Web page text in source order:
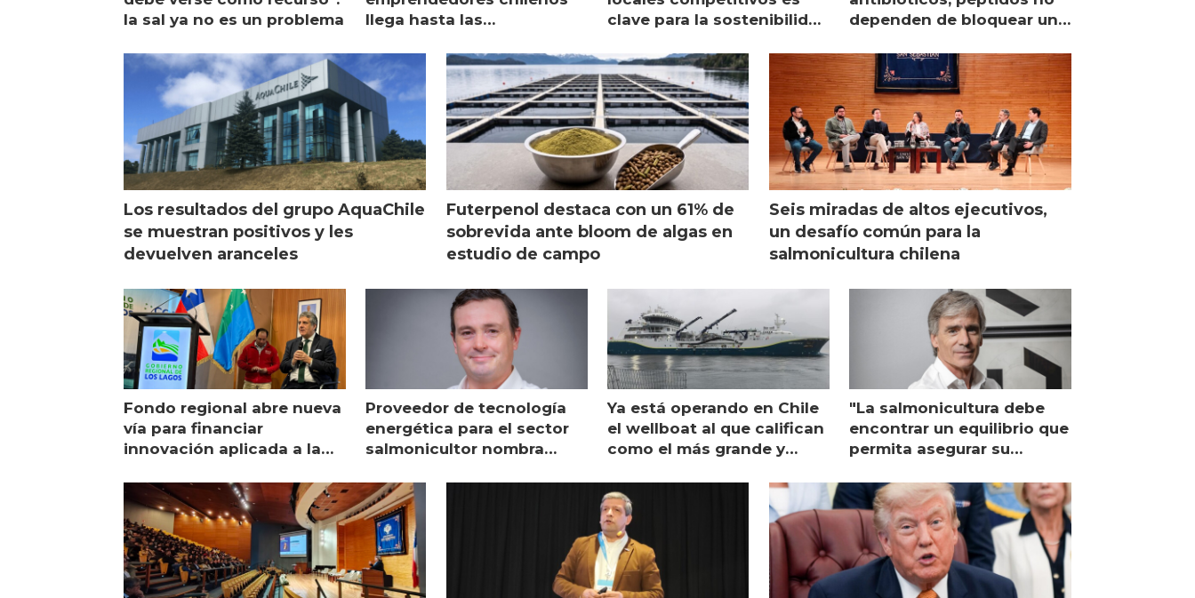
la sal ya no es un problema
llega hasta las
Escocia
clave para la sostenibilidad
dependen de bloquear una
Los resultados del grupo AquaChile
se muestran positivos y les
devuelven aranceles
Futerpenol destaca con un 61% de
sobrevida ante bloom de algas en
estudio de campo
Seis miradas de altos ejecutivos,
un desafío común para la
salmonicultura chilena
Fondo regional abre nueva
vía para financiar
innovación aplicada a la
Proveedor de tecnología
energética para el sector
salmonicultor nombra
Ya está operando en Chile
el wellboat al que califican
como el más grande y
"La salmonicultura debe
encontrar un equilibrio que
permita asegurar su